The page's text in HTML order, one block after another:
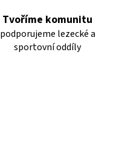
Tvoříme komunitu
podporujeme lezecké a
sportovní oddíly